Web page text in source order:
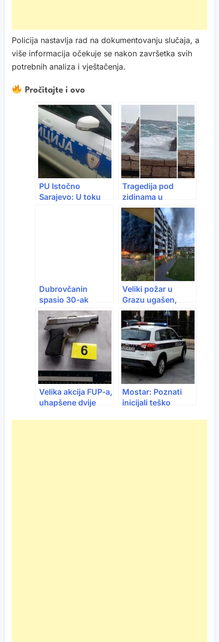
Policija nastavlja rad na dokumentovanju slučaja, a
više informacija očekuje se nakon završetka svih
potrebnih analiza i vještačenja.
Pročitajte i ovo
PU Istočno
Sarajevo: U toku
Tragedija pod
zidinama u
Dubrovniku: Talasi
odnijeli muškarca
iz BiH dok se
fotografisao s
porodicom
Dubrovčanin
spasio 30-ak
života, ali
muškarca iz BiH
nije uspio: “Ovaj
put je bilo grozno”
Veliki požar u
Grazu ugašen,
uzrok još nije
poznat
Velika akcija FUP-a,
uhapšene dvije
Mostar: Poznati
inicijali teško